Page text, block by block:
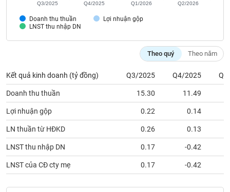
Doanh thu thuần
Lợi nhuận gộp
LNST thu nhập DN
Q3/2025 Q4/2025 Q1/2026 Q2/2026
Theo quý Theo năm
Kết quả kinh doanh (tỷ đồng) Q3/2025 Q4/2025
Doanh thu thuần 15.30 11.49
Lợi nhuận gộp 0.22 0.14
LN thuần từ HĐKD 0.26 0.13
LNST thu nhập DN 0.17 -0.42
LNST của CĐ cty mẹ 0.17 -0.42
Bài
viết
tác
Báo
cáo
phân
tích
(-)
Thuật
ngữ
(-)